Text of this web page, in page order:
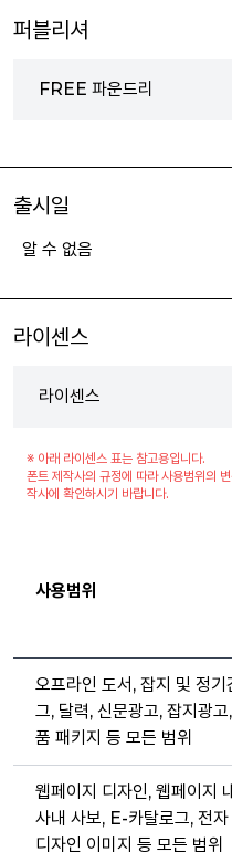
퍼블리셔
FREE 파운드리
출시일
알 수 없음
라이센스
라이센스
※ 아래 라이센스 표는 참고용입니다.
폰트 제작사의 규정에 따라 사용범위의
작사에 확인하시기 바랍니다.
사용범위
오프라인 도서, 잡지 및 정
그, 달력, 신문광고, 잡지광
품 패키지 등 모든 범위
웹페이지 디자인, 웹페이지
사내 사보, E-카탈로그, 전
디자인 이미지 등 모든 범위